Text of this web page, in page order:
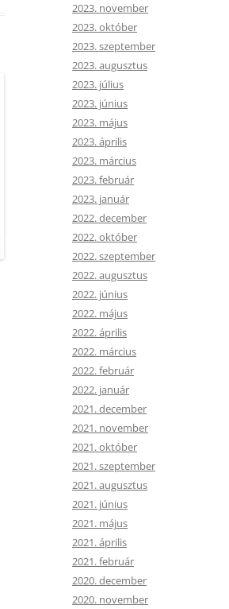
2023. november
2023. október
2023. szeptember
2023. augusztus
2023. július
2023. június
2023. május
2023. április
2023. március
2023. február
2023. január
2022. december
2022. október
2022. szeptember
2022. augusztus
2022. június
2022. május
2022. április
2022. március
2022. február
2022. január
2021. december
2021. november
2021. október
2021. szeptember
2021. augusztus
2021. június
2021. május
2021. április
2021. február
2020. december
2020. november